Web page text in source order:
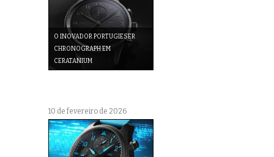
O INOVADOR PORTUGIESER
CHRONOGRAPH EM
CERATANIUM
10 de fevereiro de 2026